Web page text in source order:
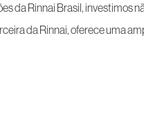
da Rinnai Brasil,
da Rinnai, oferece uma